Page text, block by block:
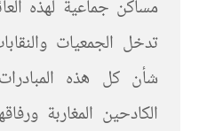
مساكن جماعية لهذه
تدخل الجمعيات
شأن كل هذه
الكادحين المغاربة